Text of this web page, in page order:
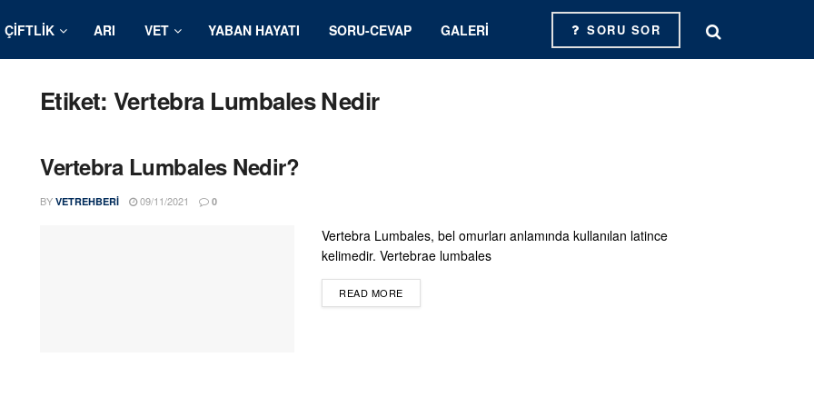
ÇIFTLIK ARI VET YABAN HAYATI SORU-CEVAP GALERI SORU SOR
Etiket: Vertebra Lumbales Nedir
Vertebra Lumbales Nedir?
BY VETREHBERI 09/11/2021 0
Vertebra Lumbales, bel omurları anlamında kullanılan latince
kelimedir. Vertebrae lumbales
READ MOREDETAILS